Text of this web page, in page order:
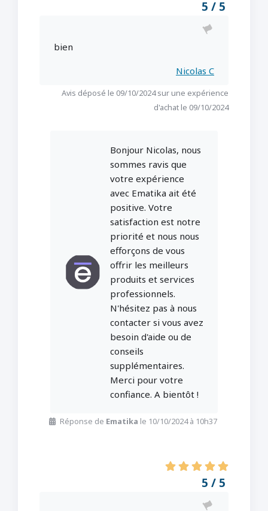
5 / 5
bien
Nicolas C
Avis déposé le 09/10/2024 sur une expérience
d'achat le 09/10/2024
Bonjour Nicolas, nous
sommes ravis que
votre expérience
avec Ematika ait été
positive. Votre
satisfaction est notre
priorité et nous nous
efforçons de vous
offrir les meilleurs
produits et services
professionnels.
N'hésitez pas à nous
contacter si vous avez
besoin d'aide ou de
conseils
supplémentaires.
Merci pour votre
confiance. A bientôt !
Réponse de Ematika le 10/10/2024 à 10h37
5 / 5